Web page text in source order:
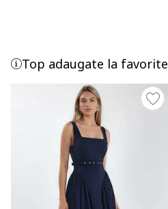
Top adaugate la favorite